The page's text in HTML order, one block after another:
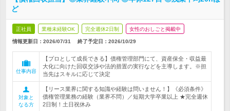
ど
正社員 業種未経験OK 完全週休2日制 女性のおしごと掲載中
情報更新日：2026/07/31 終了予定日： 2026/10/29
仕事内容
【プロとして成長できる】債権管理部門にて、資産保全・収益最
大化に向けた回収交渉や法的措置の実行などを主導します。※担
当先はスキルに応じて決定
対象と
なる方
【リース業界に関する知識や経験は問いません！】《必須条件》
債権管理業務の経験（業界不問）／短期大学卒業以上 ★完全週休
2日制！土日祝休み